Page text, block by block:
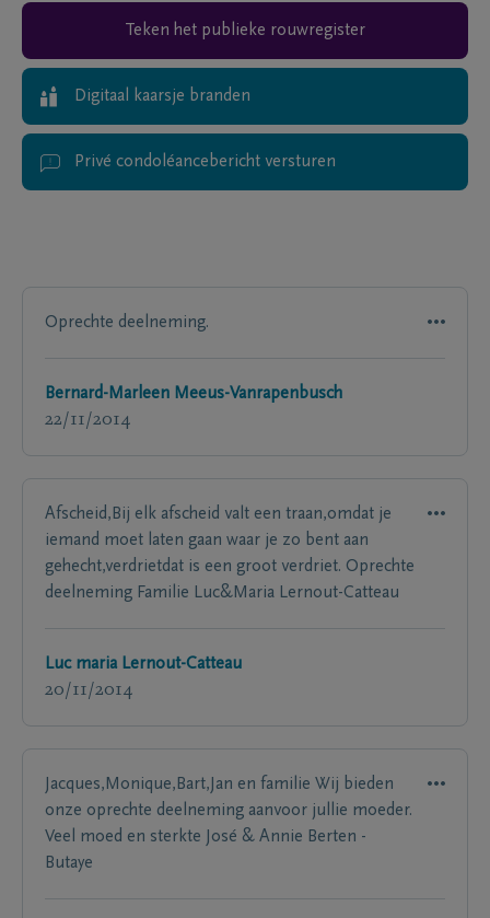
Teken het publieke rouwregister
Digitaal kaarsje branden
Privé condoléancebericht versturen
Oprechte deelneming.
Bernard-Marleen Meeus-Vanrapenbusch
22/11/2014
Afscheid,Bij elk afscheid valt een traan,omdat je
iemand moet laten gaan waar je zo bent aan
gehecht,verdrietdat is een groot verdriet. Oprechte
deelneming Familie Luc&Maria Lernout-Catteau
Luc maria Lernout-Catteau
20/11/2014
Jacques,Monique,Bart,Jan en familie Wij bieden
onze oprechte deelneming aanvoor jullie moeder.
Veel moed en sterkte José & Annie Berten -
Butaye